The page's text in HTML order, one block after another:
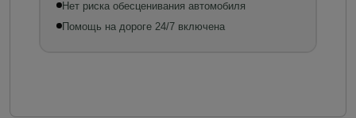
Нет риска обесценивания автомобиля
Помощь на дороге 24/7 включена